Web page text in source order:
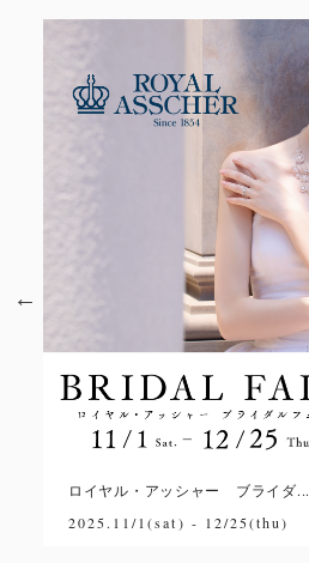
ロイヤル・アッシャー ブライダ...
2025.11/1(sat) - 12/25(thu)